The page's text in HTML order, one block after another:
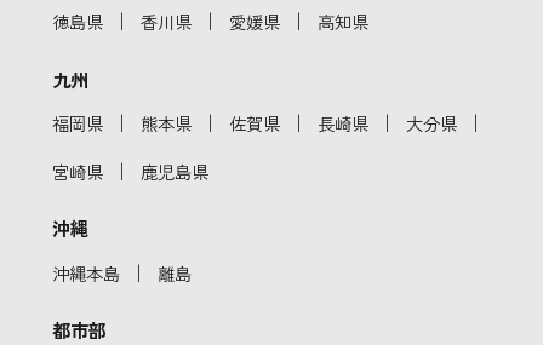
徳島県 ｜ 香川県 ｜ 愛媛県 ｜ 高知県
九州
福岡県 ｜ 熊本県 ｜ 佐賀県 ｜ 長崎県 ｜ 大分県 ｜
宮崎県 ｜ 鹿児島県
沖縄
沖縄本島 ｜ 離島
都市部